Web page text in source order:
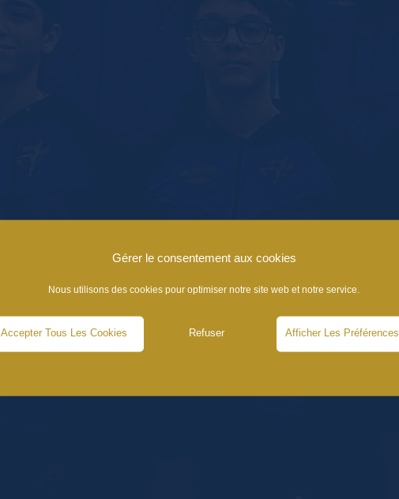
Gérer le consentement aux cookies
Nous utilisons des cookies pour optimiser notre site web et notre service.
Accepter Tous Les Cookies Refuser Afficher Les Préférences